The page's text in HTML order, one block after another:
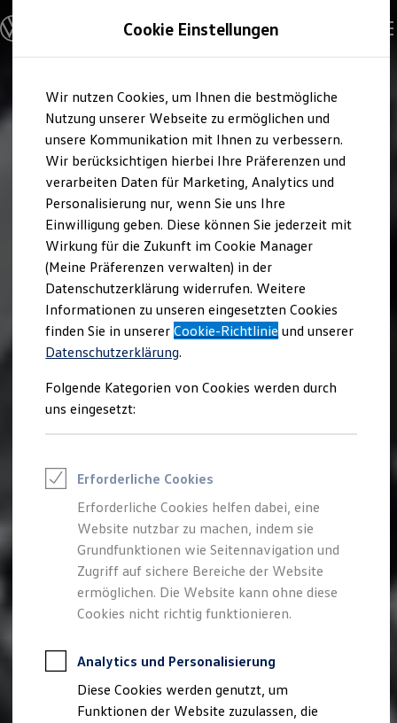
Hauptinhalt
springen
Footer
springen
Modelle & Konfigurator
Nutzfahrzeugkategorien entdecken
Modelle konfigurieren
Vorgängermodelle und Oldtimer
Vorgängermodelle
Oldtimer
Bulli Historie
Branchenlösungen & Gewerbekunden
Umbaulösungen und Hersteller finden
Auf- und Umbauten entdecken & konfigurieren
Groß- und Sonderkunden
Großkunden
Kommunen & Behörden
Journalisten
Sportvereine
Branchenlösungen
Bau & Handwerk
Gewerbliche Personenbeförderung
Service & mobile Werkstätten
Kurier, Logistik & Handel
Feuerwehr
Rettungsdienste
ONE Business ID Vorteile
Fahrzeugsuche & Marktplatz
Digitaler Marktplatz
Kauf & Finanzierung
Online-Fahrzeugbewertung
Aktionen & Angebote
E-Auto-Förderung
Für Privatkunden
Für Gewerbekunden
Profi Paket
TopDeal
Zertifizierte Gebrauchtwagen
Für Privatkunden
Für Gewerbekunden
Cookie Einstellungen
Wir nutzen Cookies, um Ihnen die bestmögliche
Nutzung unserer Webseite zu ermöglichen und
unsere Kommunikation mit Ihnen zu verbessern.
Wir berücksichtigen hierbei Ihre Präferenzen und
verarbeiten Daten für Marketing, Analytics und
Personalisierung nur, wenn Sie uns Ihre
Einwilligung geben. Diese können Sie jederzeit mit
Wirkung für die Zukunft im Cookie Manager
(Meine Präferenzen verwalten) in der
Datenschutzerklärung widerrufen. Weitere
Informationen zu unseren eingesetzten Cookies
finden Sie in unsererCookie-Richtlinie und unserer
Datenschutzerklärung.
Folgende Kategorien von Cookies werden durch
uns eingesetzt:
Erforderliche Cookies
Erforderliche Cookies helfen dabei, eine
Website nutzbar zu machen, indem sie
Grundfunktionen wie Seitennavigation und
Zugriff auf sichere Bereiche der Website
ermöglichen. Die Website kann ohne diese
Cookies nicht richtig funktionieren.
Analytics und Personalisierung
Diese Cookies werden genutzt, um
Funktionen der Website zuzulassen, die